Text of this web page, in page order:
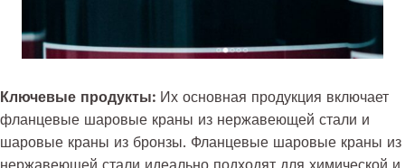
Ключевые продукты: Их основная продукция включает
фланцевые шаровые краны из нержавеющей стали и
шаровые краны из бронзы. Фланцевые шаровые краны из